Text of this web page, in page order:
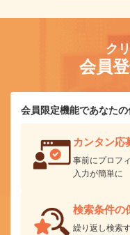
ク
会員
会員限定機能であなた
カンタン応
事前にプロフ
入力が簡単に
検索条件の
繰り返し検索